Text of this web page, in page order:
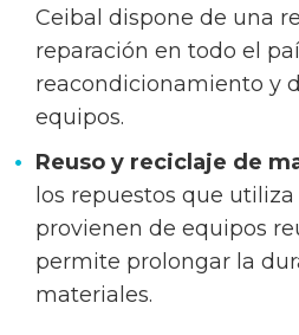
Ceibal dispone de una
reparación en todo el
reacondicionamiento y
equipos.
Reuso y reciclaje de
los repuestos que
provienen de equipos
permite prolongar la
materiales.